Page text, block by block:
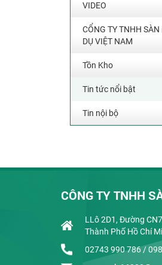
VIDEO
CỔNG TY TNHH
DỤ VIỆT NAM
Tồn Kho
Tin tức nổi bật
Tin nội bộ
CÔNG TY TNHH
LLô 2D1, Đường
Thành Phố Hồ Chí
02743 990 786 /